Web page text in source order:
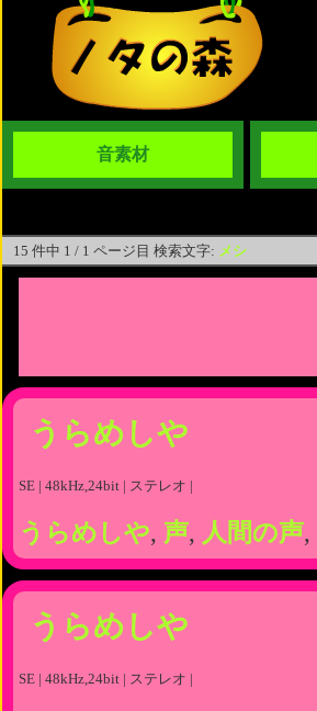
音素材
15 件中 1 / 1 ページ目 検索文字: メシ
うらめしや
SE | 48kHz,24bit | ステレオ |
うらめしや, 声, 人間の声,
うらめしや
SE | 48kHz,24bit | ステレオ |